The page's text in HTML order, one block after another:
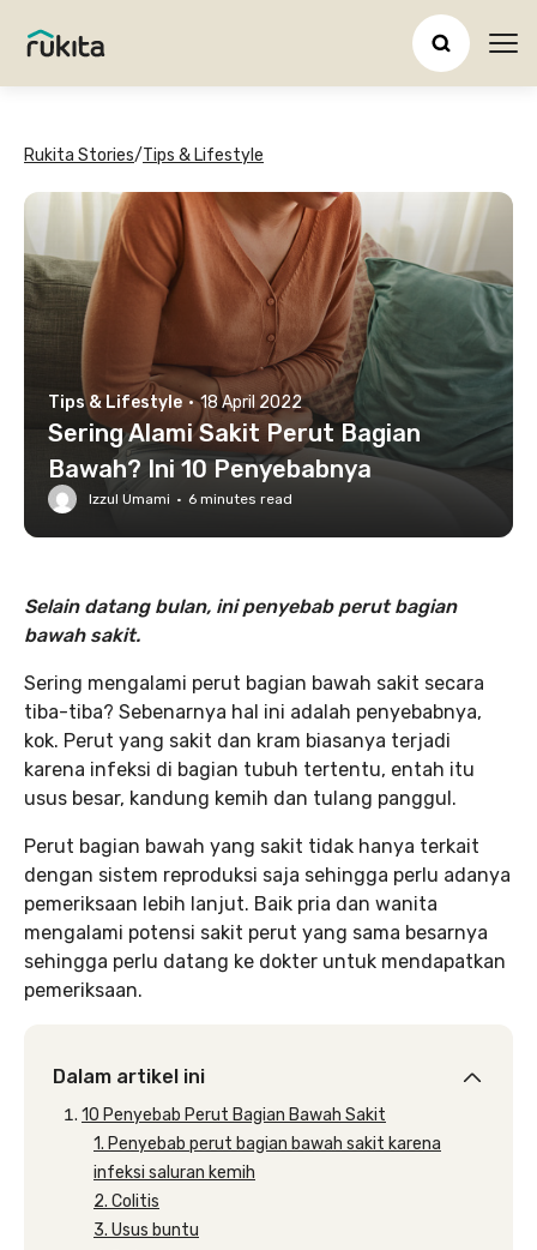
Rukita Stories/Tips & Lifestyle
Tips & Lifestyle · 18 April 2022
Sering Alami Sakit Perut Bagian
Bawah? Ini 10 Penyebabnya
Izzul Umami · 6 minutes read
Selain datang bulan, ini penyebab perut bagian
bawah sakit.
Sering mengalami perut bagian bawah sakit secara
tiba-tiba? Sebenarnya hal ini adalah penyebabnya,
kok. Perut yang sakit dan kram biasanya terjadi
karena infeksi di bagian tubuh tertentu, entah itu
usus besar, kandung kemih dan tulang panggul.
Perut bagian bawah yang sakit tidak hanya terkait
dengan sistem reproduksi saja sehingga perlu adanya
pemeriksaan lebih lanjut. Baik pria dan wanita
mengalami potensi sakit perut yang sama besarnya
sehingga perlu datang ke dokter untuk mendapatkan
pemeriksaan.
Dalam artikel ini
10 Penyebab Perut Bagian Bawah Sakit
1. Penyebab perut bagian bawah sakit karena
infeksi saluran kemih
2. Colitis
3. Usus buntu